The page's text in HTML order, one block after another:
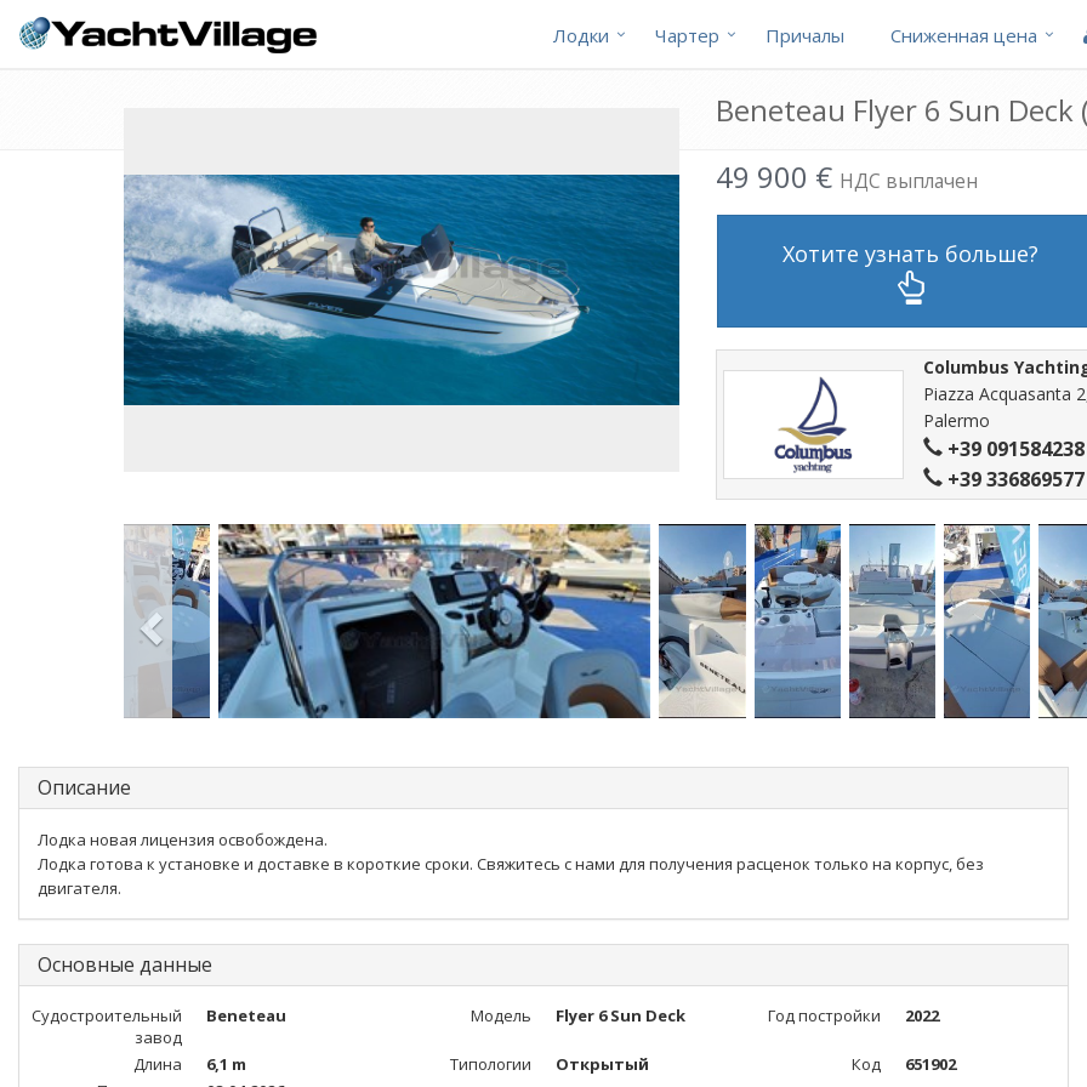
Лодки Чартер Причалы Cниженная цена
Beneteau Flyer 6 Sun
49 900 € НДС выплачен
Хотите узнать больше?
Columbus
Piazza Acquasanta
Palermo
+39 091584238
+39 336869577
Описание
Лодка новая лицензия освобождена.
Лодка готова к установке и доставке в короткие сроки. Свяжитесь с нами для получения расценок только на корпус, без
двигателя.
Основные данные
Судостроительный
завод
Beneteau Модель Flyer 6 Sun Deck Год постройки 2022
Длина 6,1 m Типологии Открытый Код
651902